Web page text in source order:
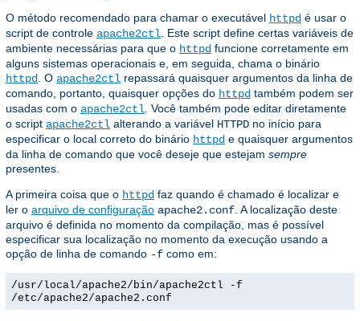
O método recomendado para chamar o executável httpd é usar o
script de controle apache2ctl . Este script define certas variáveis ​​de
ambiente necessárias para que o httpd funcione corretamente em
alguns sistemas operacionais e, em seguida, chama o binário
httpd
. O apache2ctl repassará quaisquer argumentos da linha de
comando, portanto, quaisquer opções do httpd também podem ser
usadas com o apache2ctl . Você também pode editar diretamente
o script apache2ctl alterando a variável HTTPD no início para
especificar o local correto do binário httpd e quaisquer argumentos
da linha de comando que você deseje que estejam sempre
presentes.
A primeira coisa que o httpd faz quando é chamado é localizar e
ler o arquivo de configuração apache2.conf . A localização deste
arquivo é definida no momento da compilação, mas é possível
especificar sua localização no momento da execução usando a
opção de linha de comando -f como em:
/usr/local/apache2/bin/apache2ctl -f
/etc/apache2/apache2.conf